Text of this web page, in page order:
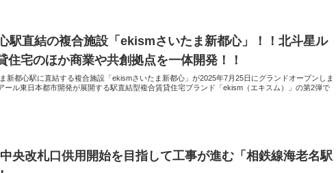
駅直結の複合施設「ekismさいたま新都心」！！北斗星ル
住宅のほか商業や共創拠点を一体開発！！
新都心駅に直結する複合施設「ekismさいたま新都心」が2025年7月25日にグランドオープンしま
ール東日本都市開発が展開する駅直結型複合賃貸住宅ブランド「ekism（エキスム）」の第2弾で
央改札口供用開始を目指して工事が進む「相鉄線海老名駅